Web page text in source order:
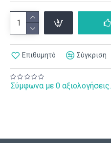
Σύμφωνα με 0 αξιολογήσεις.
Επιθυμητό Σύγκριση